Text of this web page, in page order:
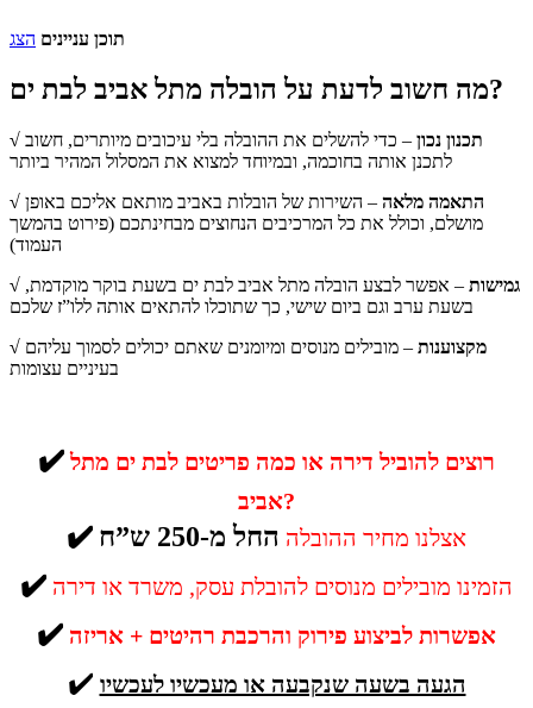
תוכן עניינים הצג
מה חשוב לדעת על הובלה מתל אביב לבת ים?
√ תכנון נכון – כדי להשלים את ההובלה בלי עיכובים מיותרים, חשוב
לתכנן אותה בחוכמה, ובמיוחד למצוא את המסלול המהיר ביותר
√ התאמה מלאה – השירות של הובלות באביב מותאם אליכם באופן
מושלם, וכולל את כל המרכיבים הנחוצים מבחינתכם (פירוט בהמשך
העמוד)
√ גמישות – אפשר לבצע הובלה מתל אביב לבת ים בשעת בוקר מוקדמת,
בשעת ערב וגם ביום שישי, כך שתוכלו להתאים אותה ללו”ז שלכם
√ מקצוענות – מובילים מנוסים ומיומנים שאתם יכולים לסמוך עליהם
בעיניים עצומות
✔️רוצים להוביל דירה או כמה פריטים לבת ים מתל
אביב?
✔️ אצלנו מחיר ההובלה החל מ-250 ש”ח
✔️ הזמינו מובילים מנוסים להובלת עסק, משרד או דירה
✔️ אפשרות לביצוע פירוק והרכבת רהיטים + אריזה
✔️ הגעה בשעה שנקבעה או מעכשיו לעכשיו